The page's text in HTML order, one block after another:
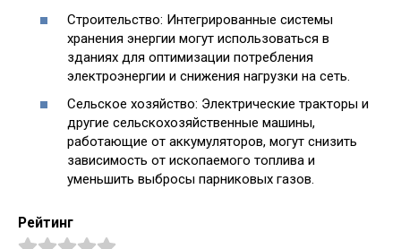
Строительство: Интегрированные системы
хранения энергии могут использоваться в
зданиях для оптимизации потребления
электроэнергии и снижения нагрузки на сеть.
Сельское хозяйство: Электрические тракторы и
другие сельскохозяйственные машины,
работающие от аккумуляторов, могут снизить
зависимость от ископаемого топлива и
уменьшить выбросы парниковых газов.
Рейтинг